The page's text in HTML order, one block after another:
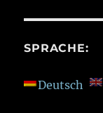
SPRACHE:
Deutsch